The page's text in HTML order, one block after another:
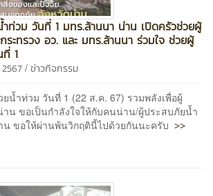
ท่วม วันที่ 1 มทร.ล้านนา น่าน เปิดครัวช่วยผู้
ะทรวง อว. และ มทร.ล้านนา ร่วมใจ ช่วยผู้
1
/ ข่าวกิจกรรม
น้ำท่วม วันที่ 1 (22 ส.ค. 67) รวมพลังเพื่อผู้
น ขอเป็นกำลังใจให้กับคนน่าน/ผู้ประสบภัยน้ำ
ขอให้ผ่านพ้นวิกฤตินี้ไปด้วยกันนะครับ >>